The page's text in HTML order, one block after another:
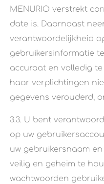
MENURIO verstrekt
date is. Daarnaast
verantwoordelijkheid
gebruikersinformatie
accuraat en volledig te
haar verplichtingen
gegevens verouderd,
3.3. U bent
op uw
uw gebruikersnaam
veilig en geheim te
wachtwoorden